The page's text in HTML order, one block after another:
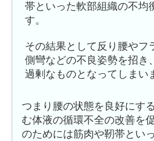
帯といった軟部組織の不均
す。
その結果として反り腰やフ
側彎などの不良姿勢を招き
過剰なものとなってしまい
つまり腰の状態を良好にす
む体液の循環不全の改善を
のためには筋肉や靭帯とい